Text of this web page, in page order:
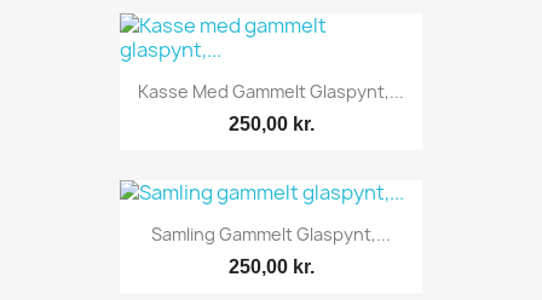
Kasse Med Gammelt Glaspynt,...
250,00 kr.
Samling Gammelt Glaspynt,...
250,00 kr.